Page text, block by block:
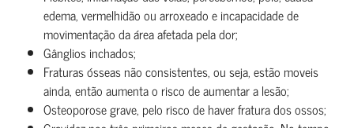
edema, vermelhidão ou arroxeado e incapacidade de
movimentação da área afetada pela dor;
Gânglios inchados;
Fraturas ósseas não consistentes, ou seja, estão moveis
ainda, então aumenta o risco de aumentar a lesão;
Osteoporose grave, pelo risco de haver fratura dos ossos;